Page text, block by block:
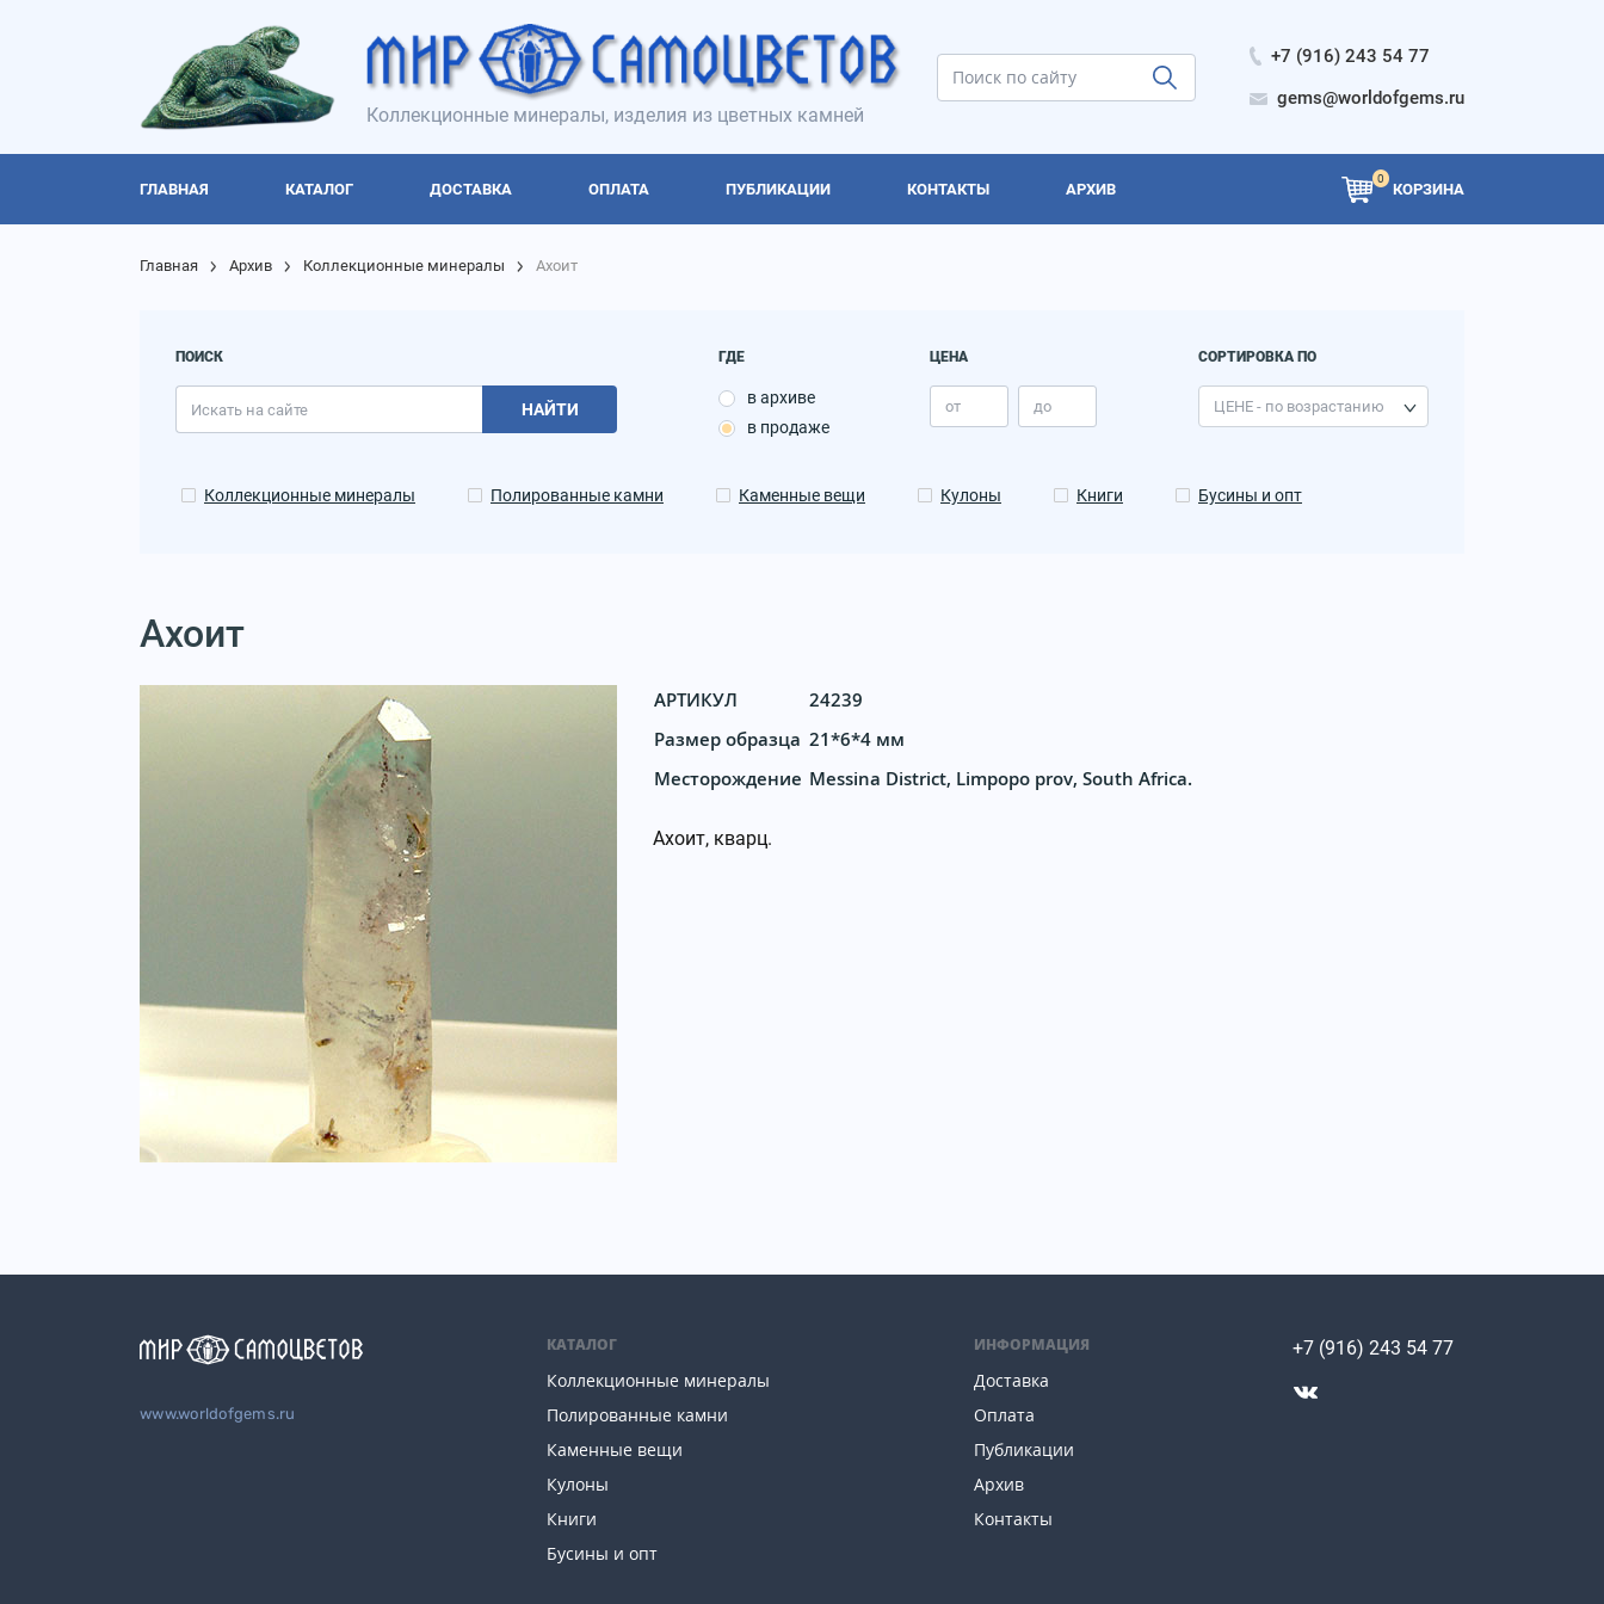
Коллекционные минералы, изделия из цветных камней
+7 (916) 243 54 77
gems@worldofgems.ru
ГЛАВНАЯ КАТАЛОГ ДОСТАВКА ОПЛАТА ПУБЛИКАЦИИ КОНТАКТЫ АРХИВ
0
КОРЗИНА
Главная Архив Коллекционные минералы Ахоит
ПОИСК
НАЙТИ
ГДЕ
в архиве
в продаже
ЦЕНА СОРТИРОВКА ПО
Коллекционные минералы Полированные камни Каменные вещи Кулоны Книги Бусины и опт
Ахоит
АРТИКУЛ
24239
Размер образца 21*6*4 мм
Месторождение Messina District, Limpopo prov, South Africa.
Ахоит, кварц.
www.worldofgems.ru
КАТАЛОГ
Коллекционные минералы
Полированные камни
Каменные вещи
Кулоны
Книги
Бусины и опт
ИНФОРМАЦИЯ
Доставка
Оплата
Публикации
Архив
Контакты
+7 (916) 243 54 77